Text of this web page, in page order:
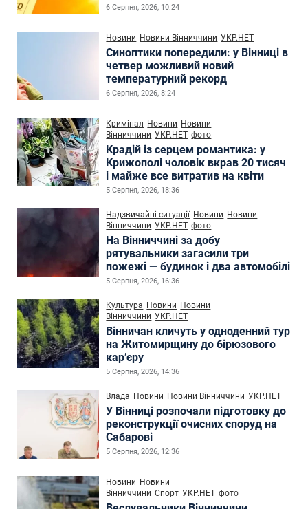
6 Серпня, 2026, 10:24
Новини Новини Вінниччини УКР.НЕТ
Синоптики попередили: у Вінниці в
четвер можливий новий
температурний рекорд
6 Серпня, 2026, 8:24
Кримінал Новини Новини
Вінниччини УКР.НЕТ фото
Крадій із серцем романтика: у
Крижополі чоловік вкрав 20 тисяч
і майже все витратив на квіти
5 Серпня, 2026, 18:36
Надзвичайні ситуації Новини Новини
Вінниччини УКР.НЕТ фото
На Вінниччині за добу
рятувальники загасили три
пожежі — будинок і два автомобілі
5 Серпня, 2026, 16:36
Культура Новини Новини
Вінниччини УКР.НЕТ
Вінничан кличуть у одноденний тур
на Житомирщину до бірюзового
кар’єру
5 Серпня, 2026, 14:36
Влада Новини Новини Вінниччини УКР.НЕТ
У Вінниці розпочали підготовку до
реконструкції очисних споруд на
Сабарові
5 Серпня, 2026, 12:36
Новини Новини
Вінниччини Спорт УКР.НЕТ фото